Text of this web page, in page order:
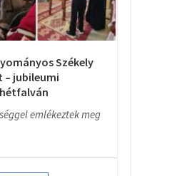
Székely
– jubileumi
emlékeztek meg